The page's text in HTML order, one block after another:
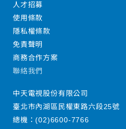
人才招募
使用條款
隱私權條款
免責聲明
商務合作方案
聯絡我們
中天電視股份有限公司
臺北市內湖區民權東路六段25號
總機：(02)6600-7766